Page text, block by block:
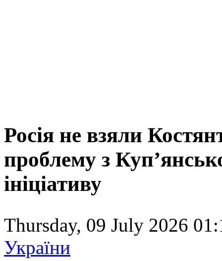
Росія не взяли
проблему з
ініціативу
Thursday, 09 July 2026
України